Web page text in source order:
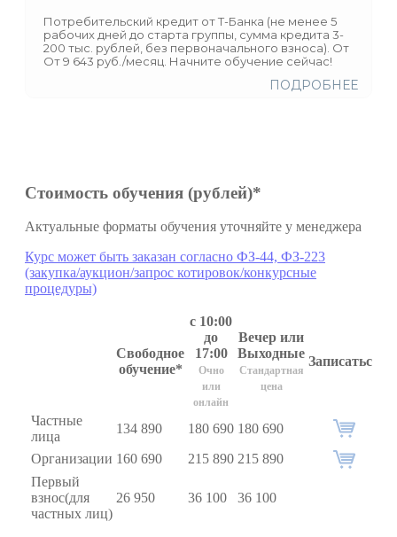
Потребительский кредит от Т-Банка (не менее 5
рабочих дней до старта группы, сумма кредита 3-
200 тыс. рублей, без первоначального взноса). От
От 9 643 руб./месяц. Начните обучение сейчас!
ПОДРОБНЕЕ
Стоимость обучения (рублей)*
Актуальные форматы обучения уточняйте у менеджера
Курс может быть заказан согласно ФЗ-44, ФЗ-223
(закупка/аукцион/запрос котировок/конкурсные
процедуры)
Свободное
обучение*
с 10:00
до
17:00
Очно
или
онлайн
Вечер или
Выходные
Стандартная
цена
Записаться
Частные
лица
134 890 180 690 180 690
Организации 160 690 215 890 215 890
Первый
взнос(для
частных лиц)
26 950 36 100 36 100